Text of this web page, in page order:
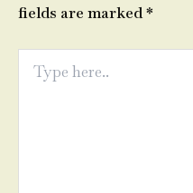
fields are marked*
here..